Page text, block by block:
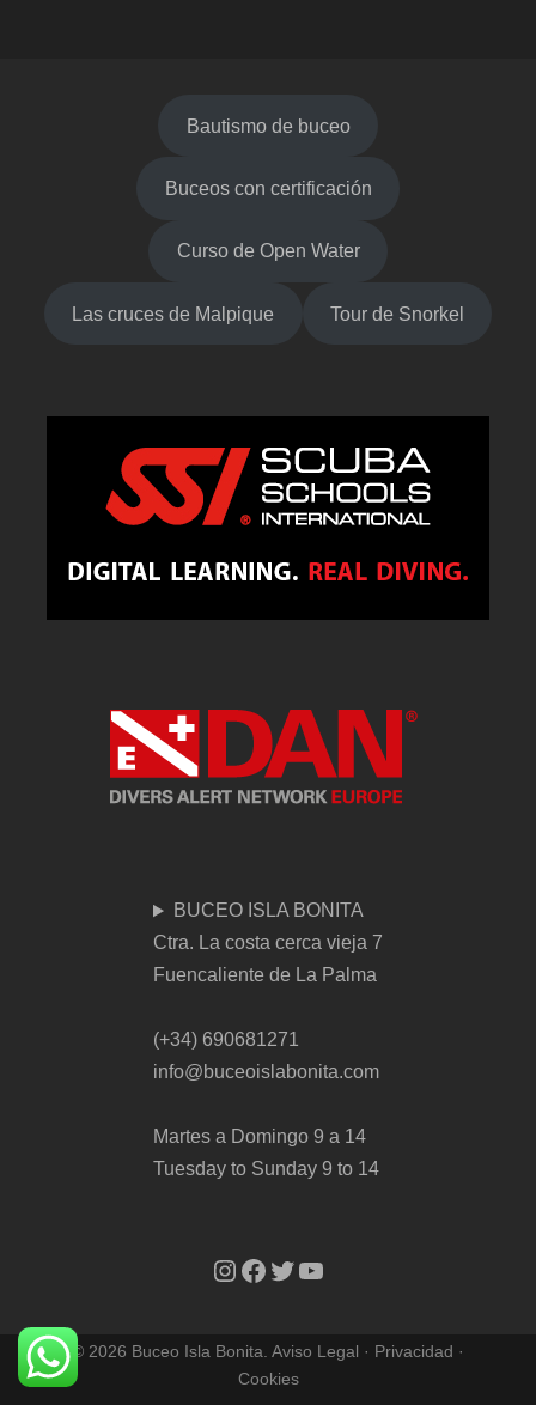
Bautismo de buceo
Buceos con certificación
Curso de Open Water
Las cruces de Malpique Tour de Snorkel
BUCEO ISLA BONITA
Ctra. La costa cerca vieja 7
Fuencaliente de La Palma
(+34) 690681271
info@buceoislabonita.com
Martes a Domingo 9 a 14
Tuesday to Sunday 9 to 14
Instagram Facebook Twitter YouTube
© 2026 Buceo Isla Bonita. Aviso Legal · Privacidad ·
Cookies